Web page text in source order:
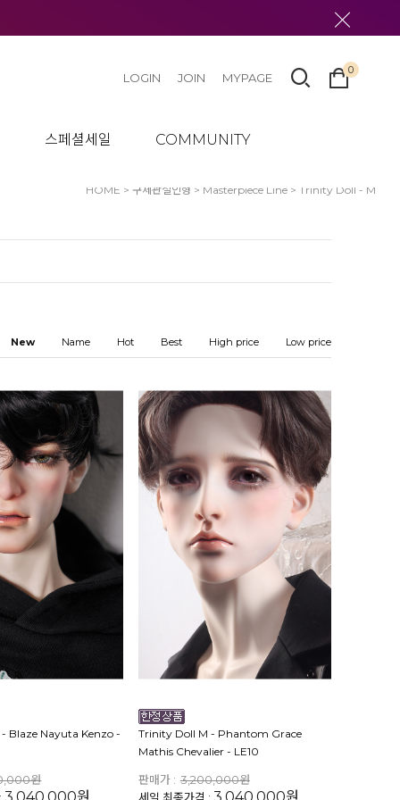
스페셜세일 COMMUNITY
LOGIN JOIN MYPAGE
0
HOME > 구체관절인형 > Masterpiece Line > Trinity Doll - M
New Name Hot Best High price Low price
Blaze Nayuta Kenzo -
원
Trinity Doll M - Phantom Grace
Mathis Chevalier - LE10
판매가 : 3,200,000원